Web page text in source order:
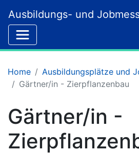
Ausbildungs- und
Home
Ausbildungsplätze und
Gärtner/in - Zierpflanzenbau
Gärtner/in -